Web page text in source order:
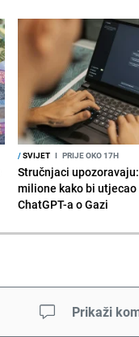
/SVIJET I PRIJE OKO 17H
Stručnjaci
milione kako bi utjecao
ChatGPT-a o Gazi
Prikaži